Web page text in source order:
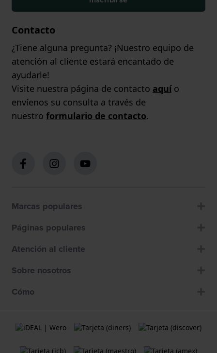
Contacto
¿Tiene alguna pregunta? ¡Nuestro equipo de
atención al cliente estará encantado de
ayudarle!
Visite nuestra página de contacto aquío
envíenos su consulta a través de
nuestro formulario de contacto.
Marcas populares
Páginas populares
Atención al cliente
Sobre nosotros
Cómo